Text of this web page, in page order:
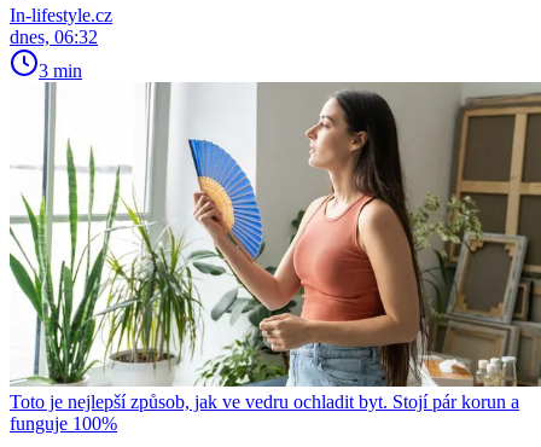
In-lifestyle.cz
dnes, 06:32
3 min
Toto je nejlepší způsob, jak ve vedru ochladit byt. Stojí pár korun a
funguje 100%